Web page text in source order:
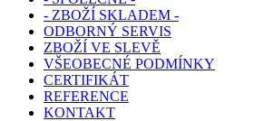
- ZBOŽÍ SKLADEM -
ODBORNÝ SERVIS
ZBOŽÍ VE SLEVĚ
VŠEOBECNÉ PODMÍNKY
CERTIFIKÁT
REFERENCE
KONTAKT